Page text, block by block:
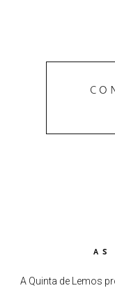
AS
A Quinta de Lemos